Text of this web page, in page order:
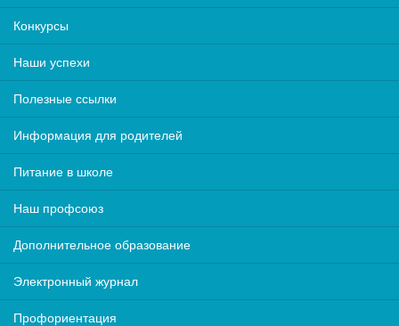
Конкурсы
Наши успехи
Полезные ссылки
Информация для родителей
Питание в школе
Наш профсоюз
Дополнительное образование
Электронный журнал
Профориентация